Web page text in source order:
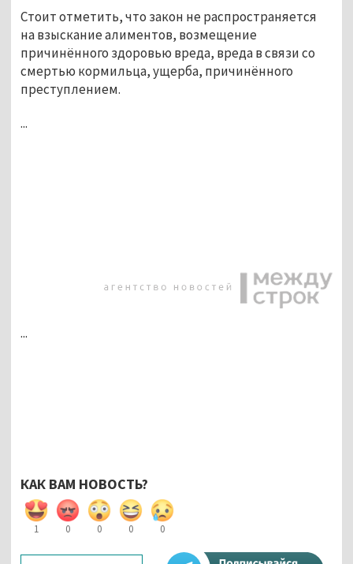
Стоит отметить, что закон не распространяется
на взыскание алиментов, возмещение
причинённого здоровью вреда, вреда в связи со
смертью кормильца, ущерба, причинённого
преступлением.
...
...
КАК ВАМ НОВОСТЬ?
1 0 0 0 0